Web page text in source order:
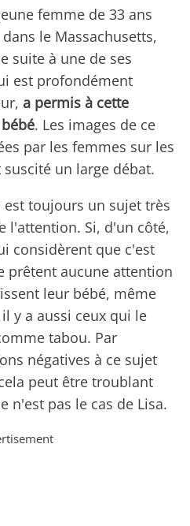
femme de 33 ans
le Massachusetts,
suite à une de ses
est profondément
a permis à cette
. Les images de ce
par les femmes sur les
un large débat.
toujours un sujet très
l'attention. Si, d'un côté,
considèrent que c'est
prêtent aucune attention
leur bébé, même
y a aussi ceux qui le
tabou. Par
négatives à ce sujet
peut être troublant
n'est pas le cas de Lisa.